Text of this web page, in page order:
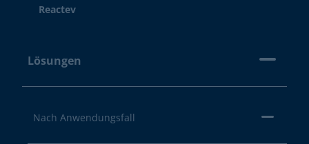
Reactev
Lösungen
Nach Anwendungsfall